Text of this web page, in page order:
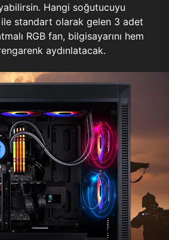
Hangi soğutucuyu
standart olarak gelen 3 adet
RGB fan, bilgisayarını hem
aydınlatacak.